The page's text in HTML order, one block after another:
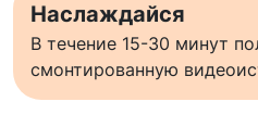
Наслаждайся
В течение 15-30 минут
смонтированную